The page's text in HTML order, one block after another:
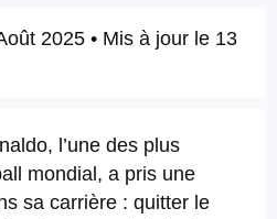
2025 • Mis à jour le 13
l’une des plus
mondial, a pris une
sa carrière : quitter le